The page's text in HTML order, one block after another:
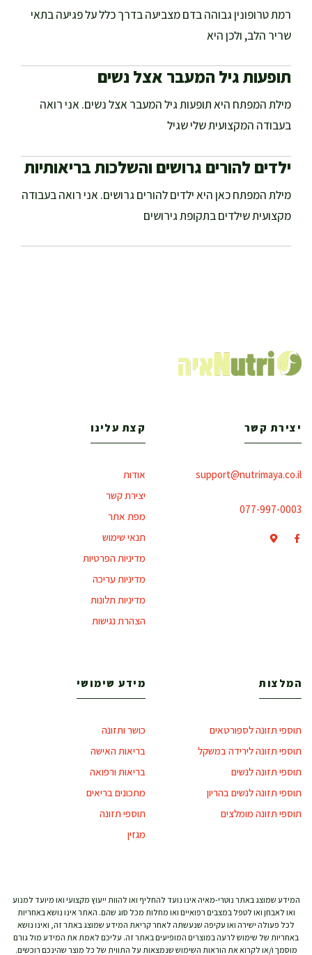
רמת טרופונין גבוהה בדם מצביעה בדרך כלל על פגיעה בתאי
שריר הלב, ולכן היא
תופעות גיל המעבר אצל נשים
מילת המפתח היא תופעות גיל המעבר אצל נשים. אני רואה
בעבודה המקצועית שלי שגיל
ילדים להורים גרושים והשלכות בריאותיות
מילת המפתח כאן היא ילדים להורים גרושים. אני רואה בעבודה
מקצועית שילדים בתקופת גירושים
יצירת קשר
support@nutrimaya.co.il
077-997-0003
קצת עלינו
אודות
יצירת קשר
מפת אתר
תנאי שימוש
מדיניות הפרטיות
מדיניות עריכה
מדיניות תלונות
הצהרת נגישות
המלצות
תוספי תזונה לספורטאים
תוספי תזונה לירידה במשקל
תוספי תזונה לנשים
תוספי תזונה לנשים בהריון
תוספי תזונה מומלצים
מידע שימושי
כושר ותזונה
בריאות האישה
בריאות ורפואה
מתכונים בריאים
תוספי תזונה
מגזין
המידע שמוצג באתר נוטרי-מאיה אינו נועד להחליף ואו להוות ייעוץ מקצועי ואו מיועד למנוע
ואו לאבחן ואו לטפל במצבים רפואיים ואו מחלות מכל סוג שהם. האתר אינו נושא באחריות
לכל פעולה ישירה ואו עקיפה שנעשתה לאחר קריאת המידע שמוצג באתר זה, ואינו נושא
באחריות של שימוש לרעה במוצרים המופיעים באתר זה. עליכם לאמת את המידע מול גורם
מוסמך ו/או לקרוא את הוראות השימוש שנמצאות על התווית של כל מוצר שהינכם רוכשים.